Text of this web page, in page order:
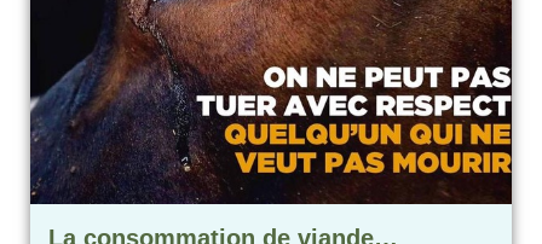
La consommation de viande…